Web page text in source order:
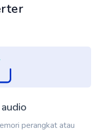
perangkat atau